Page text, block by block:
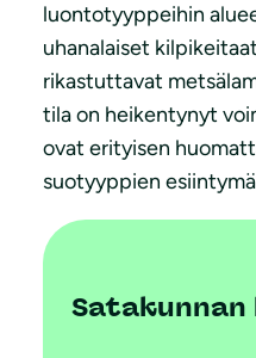
luontotyyppeihin
uhanalaiset
rikastuttavat
tila on heikentynyt
ovat erityisen
suotyyppien